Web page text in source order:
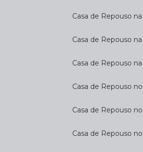
Casa de Repouso
Casa de Repouso
Casa de Repouso
Casa de Repouso
Casa de Repouso
Casa de Repouso